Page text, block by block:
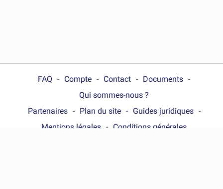
FAQ Compte Contact
Documents
Qui sommes-nous ?
Partenaires
Plan du site
Guides juridiques
Mentions légales
Conditions générales